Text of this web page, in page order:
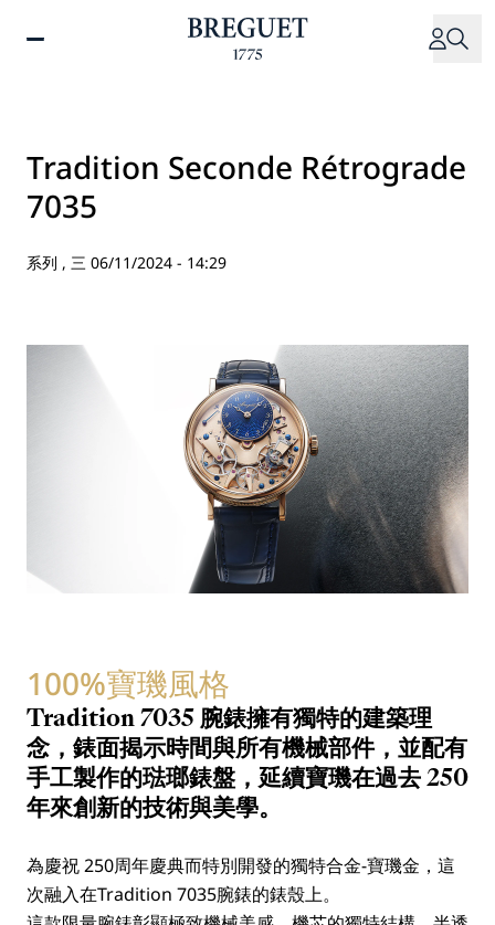
Tradition Seconde Rétrograde
7035
系列 , 三 06/11/2024 - 14:29
100%寶璣風格
Tradition 7035 腕錶擁有獨特的建築理
念，錶面揭示時間與所有機械部件，並配有
手工製作的琺瑯錶盤，延續寶璣在過去 250
年來創新的技術與美學。
為慶祝 250周年慶典而特別開發的獨特合金-寶璣金，這
次融入在Tradition 7035腕錶的錶殼上。